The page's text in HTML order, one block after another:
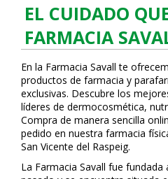
EL CUIDADO
FARMACIA
En la Farmacia Savall te
productos de farmacia y
exclusivas. Descubre los
líderes de dermocosmética,
Compra de manera sencilla
pedido en nuestra farmacia
San Vicente del Raspeig.
La Farmacia Savall fue fundada